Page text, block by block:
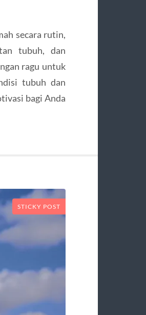
secara rutin,
tubuh, dan
ragu untuk
tubuh dan
bagi Anda
STICKY POST